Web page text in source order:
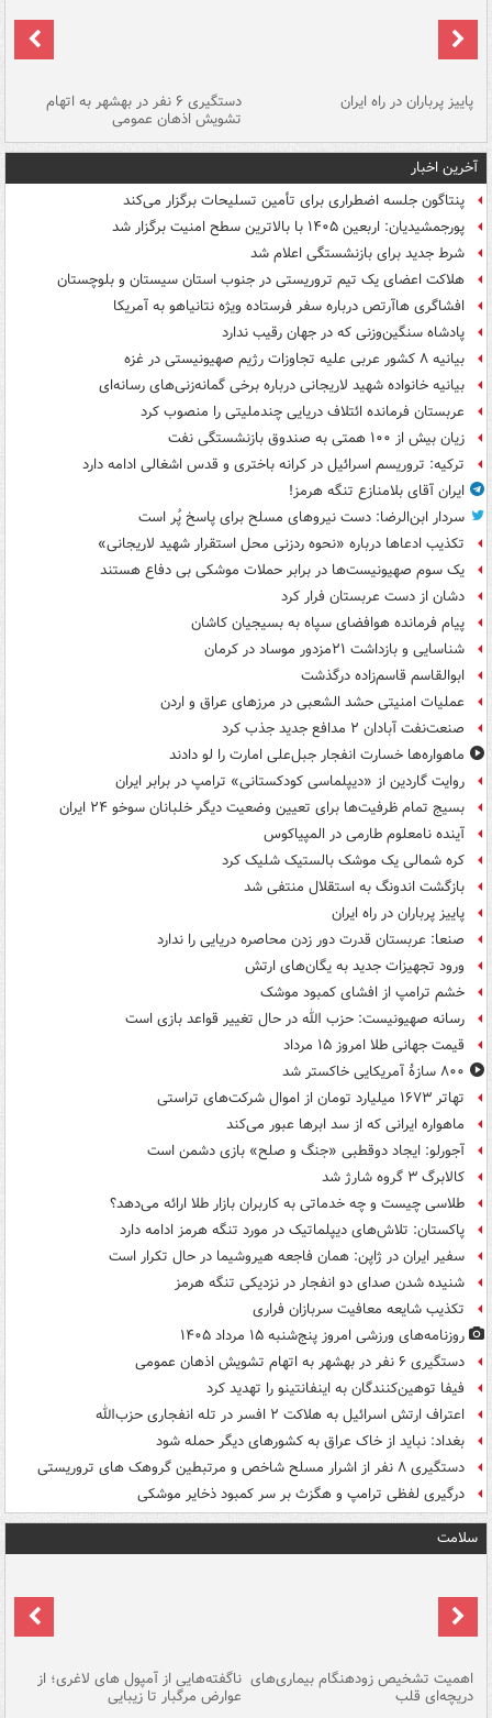
پاییز پرباران در راه ایران دستگیری ۶ نفر در بهشهر به اتهام
تشویش اذهان عمومی
آخرین اخبار
پنتاگون جلسه اضطراری برای تأمین تسلیحات برگزار می‌کند
پورجمشیدیان: اربعین ۱۴۰۵ با بالاترین سطح امنیت برگزار شد
شرط جدید برای بازنشستگی اعلام شد
هلاکت اعضای یک تیم تروریستی در جنوب استان سیستان و بلوچستان
افشاگری هاآرتص درباره سفر فرستاده ویژه نتانیاهو به آمریکا
پادشاه سنگین‌وزنی که در جهان رقیب ندارد
بیانیه ۸ کشور عربی علیه تجاوزات رژیم صهیونیستی در غزه
بیانیه خانواده شهید لاریجانی درباره برخی گمانه‌زنی‌های رسانه‌ای
عربستان فرمانده ائتلاف دریایی چندملیتی را منصوب کرد
زیان بیش از ۱۰۰ همتی به صندوق‌ بازنشستگی نفت
ترکیه: تروریسم اسرائیل در کرانه باختری و قدس اشغالی ادامه دارد
ایران آقای بلامنازع تنگه هرمز!
سردار ابن‌الرضا: دست نیروهای مسلح برای پاسخ پُر است
تکذیب ادعاها درباره «نحوه ردزنی محل استقرار شهید لاریجانی»
یک‌ سوم صهیونیست‌ها در برابر حملات موشکی بی دفاع هستند
دشان از دست عربستان فرار کرد
پیام فرمانده هوافضای سپاه به بسیجیان کاشان
شناسایی و بازداشت ۲۱مزدور موساد در کرمان
ابوالقاسم قاسم‌زاده درگذشت
عملیات امنیتی حشد الشعبی در مرزهای عراق و اردن
صنعت‌نفت آبادان ۲ مدافع جدید جذب کرد
ماهواره‌ها خسارت انفجار جبل‌علی امارت را لو دادند
روایت گاردین از «دیپلماسی کودکستانی» ترامپ در برابر ایران
بسیج تمام ظرفیت‌ها برای تعیین وضعیت دیگر خلبانان سوخو ۲۴ ایران
آینده نامعلوم طارمی در المپیاکوس
کره شمالی یک موشک بالستیک شلیک کرد
بازگشت اندونگ به استقلال منتفی شد
پاییز پرباران در راه ایران
صنعا: عربستان قدرت دور زدن محاصره دریایی را ندارد
ورود تجهیزات جدید به یگان‌های ارتش
خشم ترامپ از افشای کمبود موشک
رسانه صهیونیست: حزب الله در حال تغییر قواعد بازی است
قیمت جهانی طلا امروز ۱۵ مرداد
۸۰۰ سازۀ آمریکایی خاکستر شد
تهاتر ۱۶۷۳ میلیارد تومان از اموال شرکت‌های تراستی
ماهواره ایرانی که از سد ابرها عبور می‌کند
آجورلو: ایجاد دوقطبی «جنگ و صلح‌» بازی دشمن است
کالابرگ ۳ گروه شارژ شد
طلاسی چیست و چه خدماتی به کاربران بازار طلا ارائه می‌دهد؟
پاکستان: تلاش‌های دیپلماتیک در مورد تنگه هرمز ادامه دارد
سفیر ایران در ژاپن: همان فاجعه هیروشیما در حال تکرار است
شنیده شدن صدای دو انفجار در نزدیکی تنگه هرمز
تکذیب شایعه معافیت سربازان فراری
روزنامه‌های ورزشی امروز پنج‌شنبه ۱۵ مرداد ۱۴۰۵
دستگیری ۶ نفر در بهشهر به اتهام تشویش اذهان عمومی
فیفا توهین‌کنندگان به اینفانتینو را تهدید کرد
اعتراف ارتش اسرائیل به هلاکت ۲ افسر در تله انفجاری حزب‌الله
بغداد: نباید از خاک عراق به کشورهای دیگر حمله شود
دستگیری ۸ نفر از اشرار مسلح شاخص و مرتبطین گروهک های تروریستی
درگیری لفظی ترامپ و هگزث بر سر کمبود ذخایر موشکی
سلامت
اهمیت تشخیص زودهنگام بیماری‌های
دریچه‌ای قلب
ناگفته‌هایی از آمپول های لاغری؛ از
عوارض مرگبار تا زیبایی